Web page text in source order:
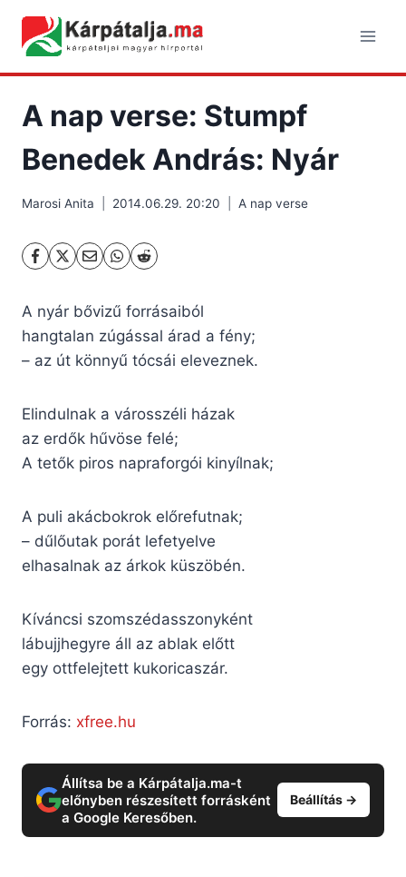
content
A nap verse: Stumpf
Benedek András: Nyár
Marosi Anita 2014.06.29. 20:20 A nap verse
A nyár bővizű forrásaiból
hangtalan zúgással árad a fény;
– az út könnyű tócsái eleveznek.
Elindulnak a városszéli házak
az erdők hűvöse felé;
A tetők piros napraforgói kinyílnak;
A puli akácbokrok előrefutnak;
– dűlőutak porát lefetyelve
elhasalnak az árkok küszöbén.
Kíváncsi szomszédasszonyként
lábujjhegyre áll az ablak előtt
egy ottfelejtett kukoricaszár.
Forrás: xfree.hu
Állítsa be a Kárpátalja.ma-t
előnyben részesített forrásként
a Google Keresőben.
Beállítás →